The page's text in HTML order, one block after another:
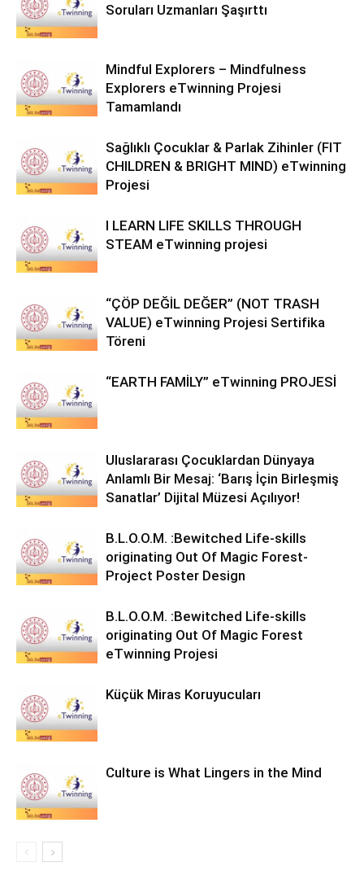
Soruları Uzmanları Şaşırttı
Mindful Explorers – Mindfulness
Explorers eTwinning Projesi
Tamamlandı
Sağlıklı Çocuklar & Parlak Zihinler (FIT
CHILDREN & BRIGHT MIND) eTwinning
Projesi
I LEARN LIFE SKILLS THROUGH
STEAM eTwinning projesi
“ÇÖP DEĞİL DEĞER” (NOT TRASH
VALUE) eTwinning Projesi Sertifika
Töreni
“EARTH FAMİLY” eTwinning PROJESİ
Uluslararası Çocuklardan Dünyaya
Anlamlı Bir Mesaj: ‘Barış İçin Birleşmiş
Sanatlar’ Dijital Müzesi Açılıyor!
B.L.O.O.M. :Bewitched Life-skills
originating Out Of Magic Forest-
Project Poster Design
B.L.O.O.M. :Bewitched Life-skills
originating Out Of Magic Forest
eTwinning Projesi
Küçük Miras Koruyucuları
Culture is What Lingers in the Mind